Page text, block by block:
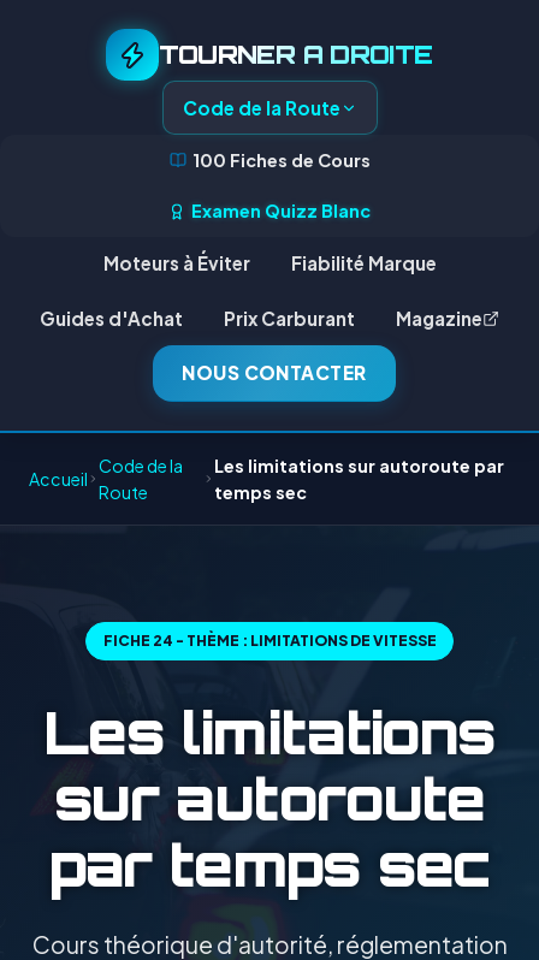
TOURNER A DROITE
Code de la Route
100 Fiches de Cours
Examen Quizz Blanc
Moteurs à Éviter Fiabilité Marque
Guides d'Achat Prix Carburant Magazine
NOUS CONTACTER
Accueil
Code de la
Route
Les limitations sur autoroute par
temps sec
FICHE 24 - THÈME : LIMITATIONS DE VITESSE
Les limitations
sur autoroute
par temps sec
Cours théorique d'autorité, réglementation